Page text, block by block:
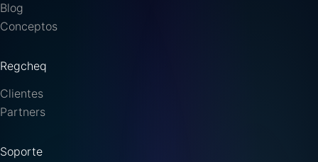
Blog
Conceptos
Regcheq
Clientes
Partners
Soporte